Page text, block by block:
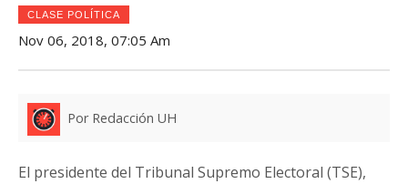
CLASE POLÍTICA
Nov 06, 2018, 07:05 Am
Por Redacción UH
El presidente del Tribunal Supremo Electoral (TSE),